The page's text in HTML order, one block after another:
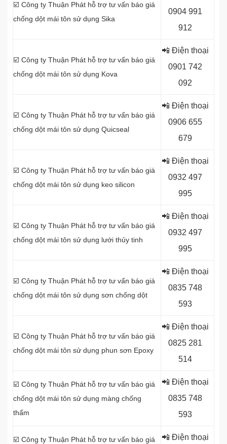
☑️ Công ty Thuận Phát hỗ trợ tư vấn báo giá
chống dột mái tôn sử dụng Sika
0904 991
912
☑️ Công ty Thuận Phát hỗ trợ tư vấn báo giá
chống dột mái tôn sử dụng Kova
📲 Điện thoại
0901 742
092
☑️ Công ty Thuận Phát hỗ trợ tư vấn báo giá
chống dột mái tôn sử dụng Quicseal
📲 Điện thoại
0906 655
679
☑️ Công ty Thuận Phát hỗ trợ tư vấn báo giá
chống dột mái tôn sử dụng keo silicon
📲 Điện thoại
0932 497
995
☑️ Công ty Thuận Phát hỗ trợ tư vấn báo giá
chống dột mái tôn sử dụng lưới thủy tinh
📲 Điện thoại
0932 497
995
☑️ Công ty Thuận Phát hỗ trợ tư vấn báo giá
chống dột mái tôn sử dụng sơn chống dột
📲 Điện thoại
0835 748
593
☑️ Công ty Thuận Phát hỗ trợ tư vấn báo giá
chống dột mái tôn sử dụng phun sơn Epoxy
📲 Điện thoại
0825 281
514
☑️ Công ty Thuận Phát hỗ trợ tư vấn báo giá
chống dột mái tôn sử dụng màng chống
thấm
📲 Điện thoại
0835 748
593
☑️ Công ty Thuận Phát hỗ trợ tư vấn báo giá
📲 Điện thoại